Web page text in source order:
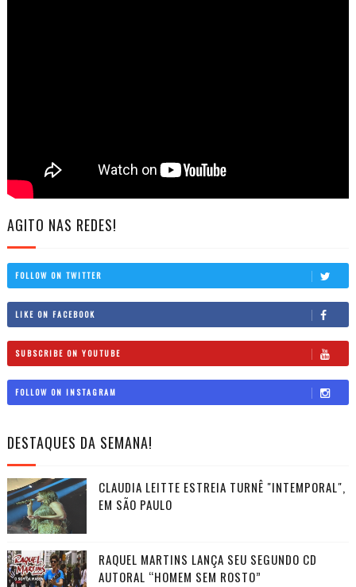
AGITO NAS REDES!
FOLLOW ON TWITTER
LIKE ON FACEBOOK
SUBSCRIBE ON YOUTUBE
FOLLOW ON INSTAGRAM
DESTAQUES DA SEMANA!
CLAUDIA LEITTE ESTREIA TURNÊ "INTEMPORAL",
EM SÃO PAULO
RAQUEL MARTINS LANÇA SEU SEGUNDO CD
AUTORAL “HOMEM SEM ROSTO”